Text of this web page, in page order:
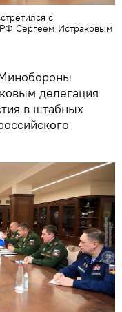
с
Сергеем Истраковым
делегация
в штабных